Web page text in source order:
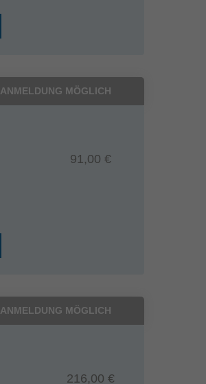
ANMELDUNG MÖGLICH
91,00 €
ANMELDUNG MÖGLICH
216,00 €